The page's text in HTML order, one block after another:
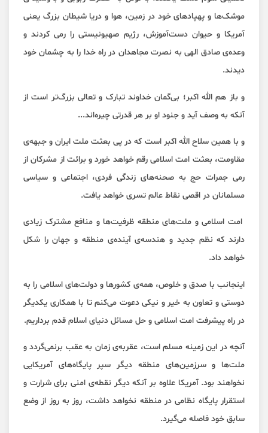
موشک‌ها و پهپادهای خود در زمین، هوا و دریا شیطان بزرگ یعنی
آمریکا و حیوان دست‌آموزش، رژیم صهیونیستی را رمی کردند و
وعده‌ی صادق الهی به نصرت مجاهدان در راه خدا را به چشمان خود
دیدند.
و باز هم الله اکبر؛ بی‌گمان خداوند تبارک و تعالی بزرگ‌تر است از
آنکه به وصف آید و جنود او بر هر قدرتی چیره‌اند...
و با همین سلاح الله اکبر است که در پی بعثت ملت ایران و جبهه‌ی
مقاومت، بعثت امت اسلامی رقم خواهد خورد و برائت از مشرکان از
رمی جمرات حج به صحنه‌های زندگی فردی، اجتماعی و سیاسی
مسلمانان در اقصی نقاط عالم تسری خواهد یافت.
امت اسلامی و ملت‌های منطقه ظرفیت‌ها و منافع مشترک زیادی
دارند که نظم جدید و هندسه‌ی آینده‌ی منطقه و جهان را شکل
خواهد داد.
اینجانب با صدق و خلوص، همه‌ی کشورها و دولت‌های اسلامی را به
دوستی و تعاون به خیر و نیکی دعوت می‌کنم تا با همکاری یکدیگر
در راه پیشرفت امت اسلامی و حل مسائل دنیای اسلام قدم برداریم.
آنچه در این زمینه مسلم است، عقربه‌ی زمان به عقب برنمی‌گردد و
ملت‌ها و سرزمین‌های منطقه دیگر سپر پایگاه‌های آمریکایی
نخواهند بود. آمریکا علاوه بر آنکه دیگر نقطه‌ی امنی برای شرارت و
استقرار پایگاه نظامی در منطقه نخواهد داشت، روز به روز از وضع
سابق خود فاصله می‌گیرد.